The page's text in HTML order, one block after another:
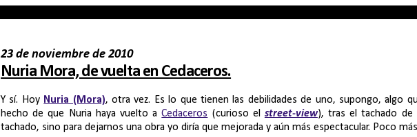
23 de noviembre de 2010
Nuria Mora, de vuelta en Cedaceros.
Y sí. Hoy Nuria (Mora), otra vez. Es lo que tienen las debilidades de uno, supongo, algo
hecho de que Nuria haya vuelto aCedaceros (curioso el street-view), tras el tachado de
tachado, sino para dejarnos una obra yo diría que mejorada y aún más espectacular. Poco